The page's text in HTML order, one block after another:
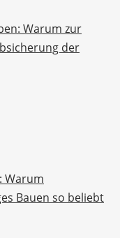
Warum zur
der
Warum
Bauen so beliebt